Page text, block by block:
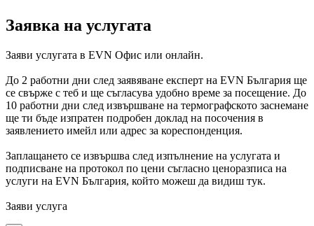
Заявка на услугата
Заяви услугата в EVN Офис или онлайн.
До 2 работни дни след заявяване експерт на EVN България ще
се свърже с теб и ще съгласува удобно време за посещение. До
10 работни дни след извършване на термографското заснемане
ще ти бъде изпратен подробен доклад на посочения в
заявлението имейл или адрес за кореспонденция.
Заплащането се извършва след изпълнение на услугата и
подписване на протокол по цени съгласно ценоразписа на
услуги на EVN България, който можеш да видиш тук.
Заяви услуга